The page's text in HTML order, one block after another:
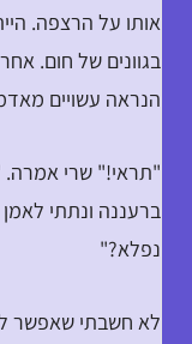
אותו על הרצפה.
בגוונים של חום.
הנראה עשויים
"תראי!" שרי אמרה.
ברעננה ונתתי
נפלא?"
לא חשבתי שאפשר